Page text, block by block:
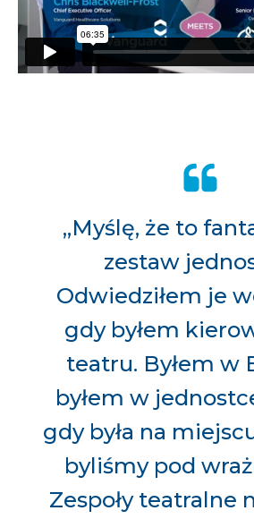
„Myślę, że to
zestaw
Odwiedziłem je
gdy byłem
teatru. Byłem w
byłem w
gdy była na
byliśmy pod
Zespoły teatralne